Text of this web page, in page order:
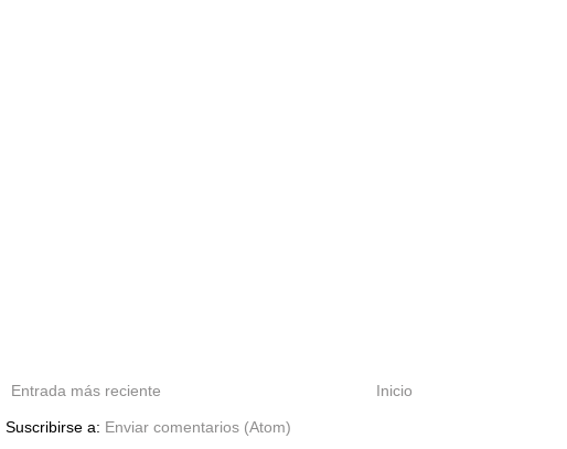
Entrada más reciente Inicio
Suscribirse a: Enviar comentarios (Atom)